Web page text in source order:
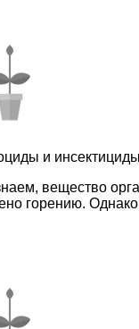
и
вещество
горению. Однако